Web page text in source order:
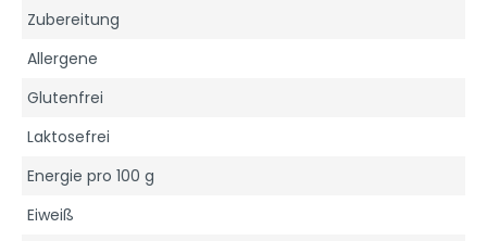
Zubereitung
Allergene
Glutenfrei
Laktosefrei
Energie pro 100 g
Eiweiß